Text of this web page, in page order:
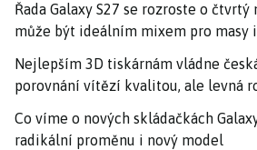
Řada Galaxy S27 se rozroste o
může být ideálním mixem pro masy
Nejlepším 3D tiskárnám vládne
porovnání vítězí kvalitou, ale levná
Co víme o nových skládačkách
radikální proměnu i nový model